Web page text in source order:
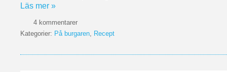
Läs mer »
4 kommentarer
Kategorier: På burgaren Recept